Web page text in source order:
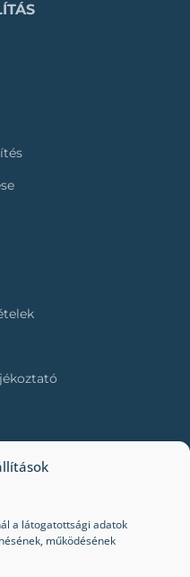
a látogatottsági adatok
működésének